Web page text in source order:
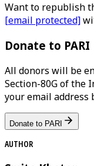
Want to republish
[email protected]
Donate to PARI
All donors will be
Section-80G of the
your email address
Donate to PARI
AUTHOR